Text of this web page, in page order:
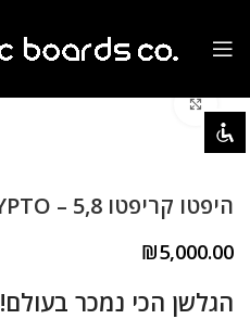
צבע רקע
זום (הקטנה)
לחצו להגדלה
היפטו קריפטו 5,8 – HYPTO KRYPTO
₪5,000.00
הגלשן הכי נמכר בעולם!